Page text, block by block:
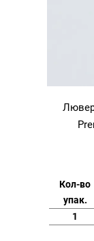
Кол-во
упак.
1